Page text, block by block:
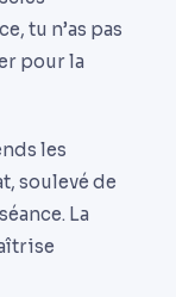
tu n’as pas
pour la
les
soulevé de
La